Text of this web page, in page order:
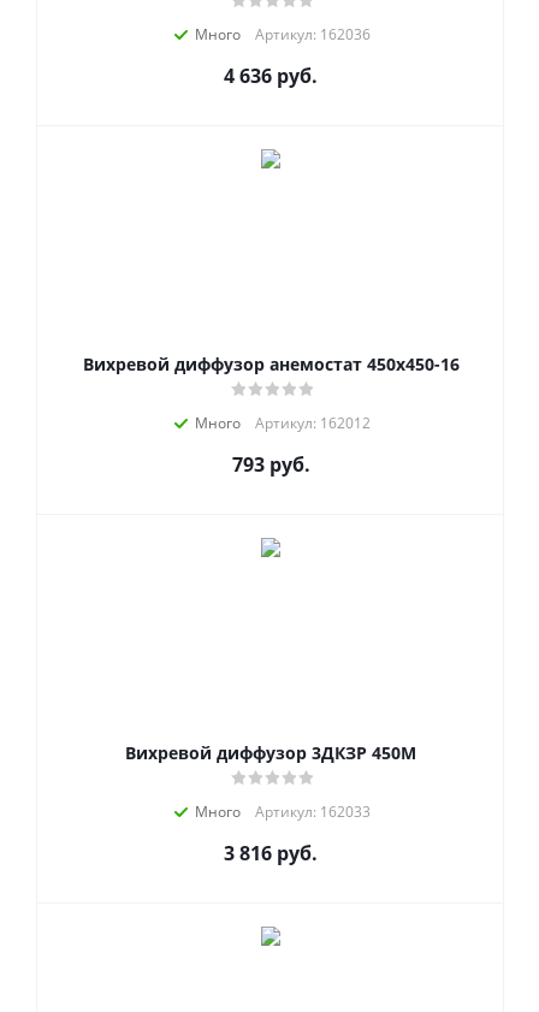
Много Артикул: 162036
4 636 руб.
Вихревой диффузор анемостат 450x450-16
Много Артикул: 162012
793руб.
Вихревой диффузор 3ДКЗР 450М
Много Артикул: 162033
3 816 руб.